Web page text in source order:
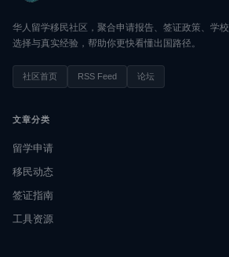
华人留学移民社区，聚合申请报告、签证政策、学校
选择与真实经验，帮助你更快看懂出国路径。
社区首页 RSS Feed 论坛
文章分类
留学申请
移民动态
签证指南
工具资源